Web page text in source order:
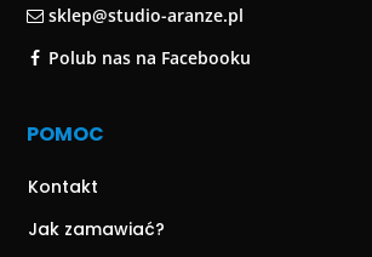
sklep@studio-aranze.pl
Polub nas na Facebooku
POMOC
Kontakt
Jak zamawiać?